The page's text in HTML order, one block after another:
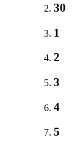
30
1
2
3
4
5